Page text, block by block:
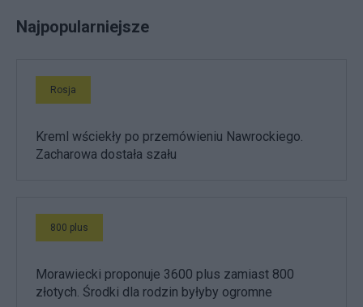
Najpopularniejsze
Rosja
Kreml wściekły po przemówieniu Nawrockiego.
Zacharowa dostała szału
800 plus
Morawiecki proponuje 3600 plus zamiast 800
złotych. Środki dla rodzin byłyby ogromne